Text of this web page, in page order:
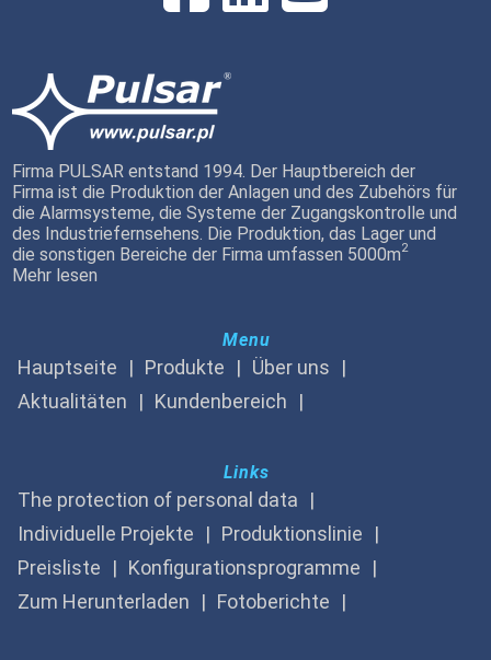
Firma PULSAR entstand 1994. Der Hauptbereich der
Firma ist die Produktion der Anlagen und des Zubehörs für
die Alarmsysteme, die Systeme der Zugangskontrolle und
des Industriefernsehens. Die Produktion, das Lager und
die sonstigen Bereiche der Firma umfassen 5000m2
Mehr lesen
Menu
Hauptseite Produkte
Über uns
Aktualitäten
Kundenbereich
Links
The protection of personal data
Individuelle Projekte
Produktionslinie
Preisliste
Konfigurationsprogramme
Zum Herunterladen
Fotoberichte